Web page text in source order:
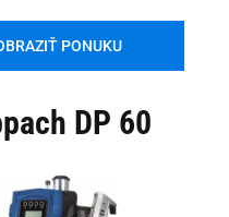
PONUKU
DP 60